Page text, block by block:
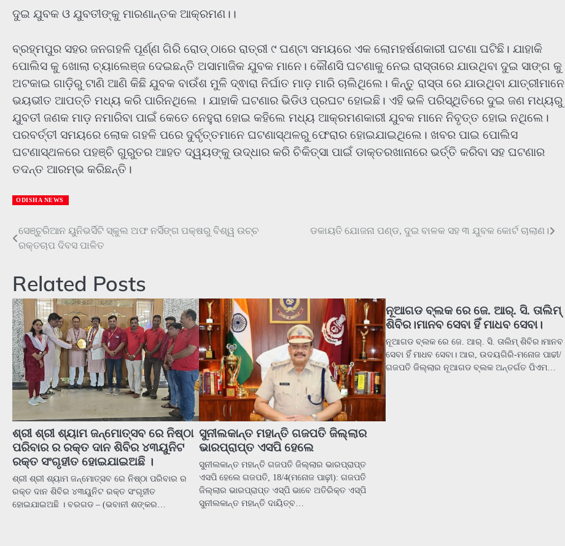
ଦୁଇ ଯୁବକ ଓ ଯୁବତୀଙ୍କୁ ମାରଣାନ୍ତକ ଆକ୍ରମଣ।।
ବ୍ରହ୍ମପୁର ସହର ଜନଗହଳି ପୂର୍ଣ୍ଣ ଗିରି ରୋଡ୍ ଠାରେ ରାତ୍ରୀ ୯ ଘଣ୍ଟା ସମୟରେ ଏକ ଲୋମହର୍ଷଣକାରୀ ଘଟଣା ଘଟିଛି। ଯାହାକି
ପୋଲିସ କୁ ଖୋଲା ଚ୍ୟାଲେଞ୍ଜ ଦେଇଛନ୍ତି ଅସାମାଜିକ ଯୁବକ ମାନେ। କୌଣସି ଘଟଣାକୁ ନେଇ ରାସ୍ତାରେ ଯାଉଥିବା ଦୁଇ ସାଙ୍ଗ କୁ
ଅଟକାଇ ଗାଡ଼ିରୁ ଟାଣି ଆଣି କିଛି ଯୁବକ ବାଉଁଶ ମୁଳି ଦ୍ଵାରା ନିର୍ଘାତ ମାଡ଼ ମାରି ଚାଲିଥିଲେ। କିନ୍ତୁ ରାସ୍ତା ରେ ଯାଉଥିବା ଯାତ୍ରୀମାନେ
ଭୟଭୀତ ଆପତ୍ତି ମଧ୍ୟ କରି ପାରିନଥିଲେ । ଯାହାକି ଘଟଣାର ଭିଡିଓ ପ୍ରଘଟ ହୋଇଛି। ଏହି ଭଳି ପରିସ୍ଥିତିରେ ଦୁଇ ଜଣ ମଧ୍ୟରୁ
ଯୁବତୀ ଜଣକ ମାଡ଼ ନମାରିବା ପାଇଁ କେତେ ନେହୁରା ହୋଇ କହିଲେ ମଧ୍ୟ ଆକ୍ରମଣକାରୀ ଯୁବକ ମାନେ ନିବୃତ୍ତ ହୋଇ ନଥିଲେ।
ପରବର୍ତ୍ତୀ ସମୟରେ ଲୋକ ଗହଳି ପରେ ଦୁର୍ବୃତ୍ତମାନେ ଘଟଣାସ୍ଥଳରୁ ଫେରାର ହୋଇଯାଇଥିଲେ। ଖବର ପାଇ ପୋଲିସ
ଘଟଣାସ୍ଥଳରେ ପହଞ୍ଚି ଗୁରୁତର ଆହତ ଦ୍ୱୟଙ୍କୁ ଉଦ୍ଧାର କରି ଚିକିତ୍ସା ପାଇଁ ଡାକ୍ତରଖାନାରେ ଭର୍ତ୍ତି କରିବା ସହ ଘଟଣାର
ତଦନ୍ତ ଆରମ୍ଭ କରିଛନ୍ତି।
ODISHA NEWS
Post
navigation
ସେଞ୍ଚୁରିଆନ ୟୁନିଭର୍ସିଟି ସ୍କୁଲ ଅଫ ନର୍ସିଙ୍ଗ ପକ୍ଷରୁ ବିଶ୍ୱ ଉଚ୍ଚ
ରକ୍ତଚାପ ଦିବସ ପାଳିତ
ଡକାୟତି ଯୋଜନା ପଣ୍ଡ, ଦୁଇ ବାଳକ ସହ ୩ ଯୁବକ କୋର୍ଟ ଚାଲାଣ।
Related Posts
ଶ୍ରୀ ଶ୍ରୀ ଶ୍ୟାମ ଜନ୍ମୋତ୍ସବ ରେ ନିଷ୍ଠା
ପରିବାର ର ରକ୍ତ ଦାନ ଶିବିର ୪୩ୟୁନିଟ
ରକ୍ତ ସଂଗୃହୀତ ହୋଇଯାଇଅଛି ।
ଶ୍ରୀ ଶ୍ରୀ ଶ୍ୟାମ ଜନ୍ମୋତ୍ସବ ରେ ନିଷ୍ଠା ପରିବାର ର
ରକ୍ତ ଦାନ ଶିବିର ୪୩ୟୁନିଟ ରକ୍ତ ସଂଗୃହୀତ
ହୋଇଯାଇଅଛି । ବରଗଡ – (ଭବାନୀ ଶଙ୍କର…
ସୁନୀଲକାନ୍ତ ମହାନ୍ତି ଗଜପତି ଜିଲ୍ଲାର
ଭାରପ୍ରାପ୍ତ ଏସପି ହେଲେ
ସୁନୀଲକାନ୍ତ ମହାନ୍ତି ଗଜପତି ଜିଲ୍ଲାର ଭାରପ୍ରାପ୍ତ
ଏସପି ହେଲେ ଗଜପତି, 18/4(ମନୋଜ ପାଢ଼ୀ): ଗଜପତି
ଜିଲ୍ଲାର ଭାରପ୍ରାପ୍ତ ଏସ୍‌ପି ଭାବେ ଅତିରିକ୍ତ ଏସ୍‌ପି
ସୁନୀଲକାନ୍ତ ମହାନ୍ତି ଦାୟିତ୍ବ…
ନୂଆଗଡ ବ୍ଲକ ରେ ଜେ. ଆର୍. ସି. ତାଲିମ୍
ଶିବିର।ମାନବ ସେବା ହିଁ ମାଧବ ସେବା।
ନୂଆଗଡ ବ୍ଲକ ରେ ଜେ. ଆର୍. ସି. ତାଲିମ୍ ଶିବିର।ମାନବ
ସେବା ହିଁ ମାଧବ ସେବା। ଆର, ଉଦୟଗିରି-ମନୋଜ ପାଢୀ/
ଗଜପତି ଜିଲ୍ଲାର ନୂଆଗଡ ବ୍ଲକ ଅନ୍ତର୍ଗତ ପିଏମ…